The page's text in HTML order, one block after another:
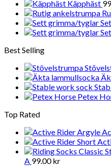
Käpphäst
Best Selling
Petex
Top Rated
A 99.00kr